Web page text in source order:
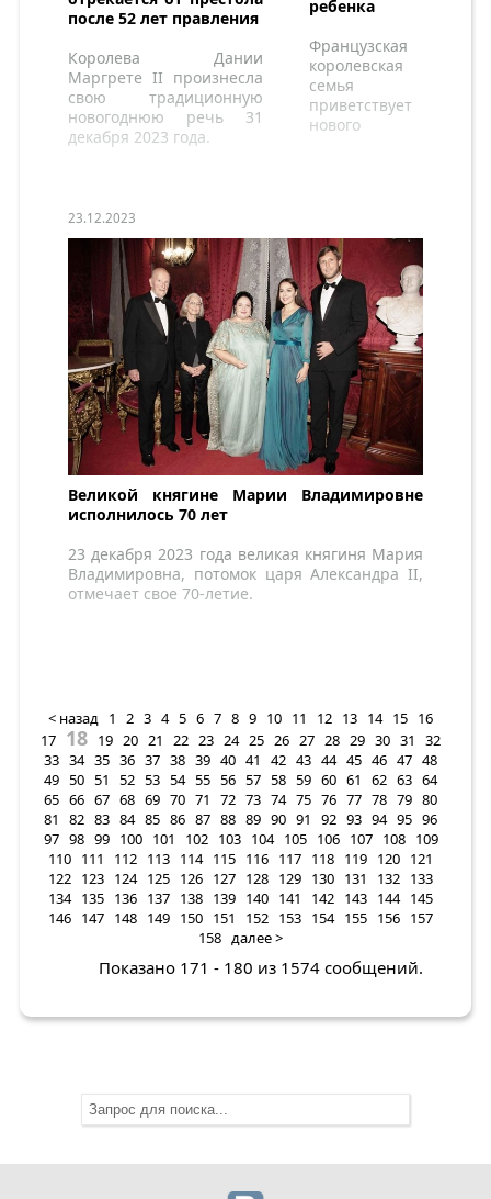
после 52 лет правления
Королева Дании
Маргрете II произнесла
свою традиционную
новогоднюю речь 31
декабря 2023 года.
ребенка
Французская
королевская
семья
приветствует
нового
23.12.2023
Великой княгине Марии Владимировне
исполнилось 70 лет
23 декабря 2023 года великая княгиня Мария
Владимировна, потомок царя Александра II,
отмечает свое 70-летие.
< назад 1 2 3 4 5 6 7 8 9 10 11 12 13 14 15 16
17 18 19 20 21 22 23 24 25 26 27 28 29 30 31
32
33 34 35 36 37 38 39 40 41 42 43 44 45 46 47 48
49 50 51 52 53 54 55 56 57 58 59 60 61 62 63 64
65 66 67 68 69 70 71 72 73 74 75 76 77 78 79 80
81
82 83 84 85 86 87 88 89 90 91 92 93 94 95 96
97 98 99 100 101 102 103 104 105 106 107 108 109
110 111 112 113 114 115 116 117 118 119 120 121
122 123 124 125 126 127 128 129 130 131 132 133
134 135 136 137 138 139 140 141 142 143 144 145
146 147 148 149 150 151 152 153 154 155 156 157
158 далее >
Показано 171 - 180 из 1574 сообщений.